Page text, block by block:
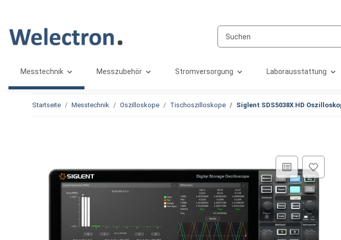
Messtechnik Messzubehör Stromversorgung Laborausstattung
Startseite Messtechnik Oszilloskope Tischoszilloskope Siglent SDS5038X HD